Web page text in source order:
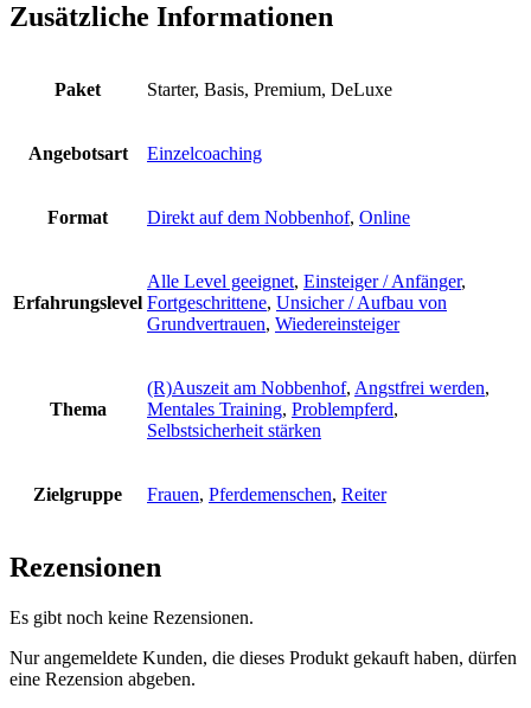
Zusätzliche Informationen
Paket Starter, Basis, Premium, DeLuxe
Angebotsart Einzelcoaching
Format Direkt auf dem Nobbenhof, Online
Erfahrungslevel
Alle Level geeignet, Einsteiger / Anfänger,
Fortgeschrittene, Unsicher / Aufbau von
Grundvertrauen, Wiedereinsteiger
Thema
(R)Auszeit am Nobbenhof, Angstfrei werden,
Mentales Training, Problempferd,
Selbstsicherheit stärken
Zielgruppe Frauen, Pferdemenschen, Reiter
Rezensionen
Es gibt noch keine Rezensionen.
Nur angemeldete Kunden, die dieses Produkt gekauft haben, dürfen
eine Rezension abgeben.